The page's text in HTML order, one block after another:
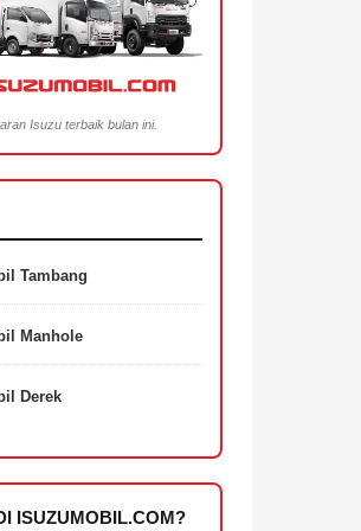
Isuzu terbaik bulan ini.
Tambang
Manhole
Derek
ISUZUMOBIL.COM?